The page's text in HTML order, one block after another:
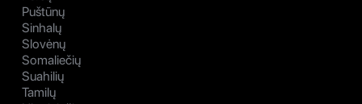
Puštūnų
Sinhalų
Slovėnų
Somaliečių
Suahilių
Tamilų